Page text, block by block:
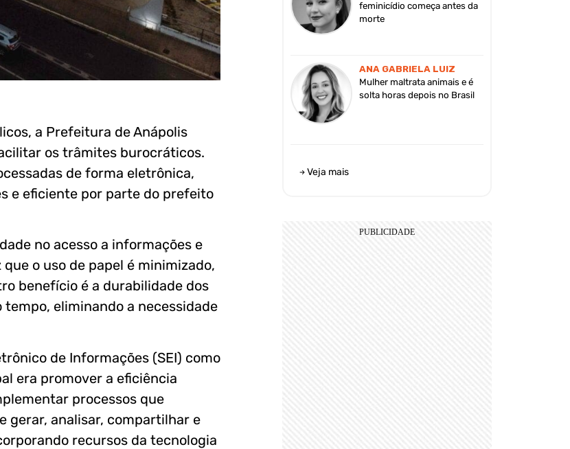
a Prefeitura de Anápolis
os trâmites burocráticos.
de forma eletrônica,
e eficiente por parte do prefeito
no acesso a informações e
o uso de papel é minimizado,
benefício é a durabilidade dos
eliminando a necessidade
de Informações (SEI) como
era promover a eficiência
processos que
gerar, analisar, compartilhar e
recursos da tecnologia
feminicídio começa antes da
morte
ANA GABRIELA LUIZ
Mulher maltrata animais e é
solta horas depois no Brasil
Veja mais